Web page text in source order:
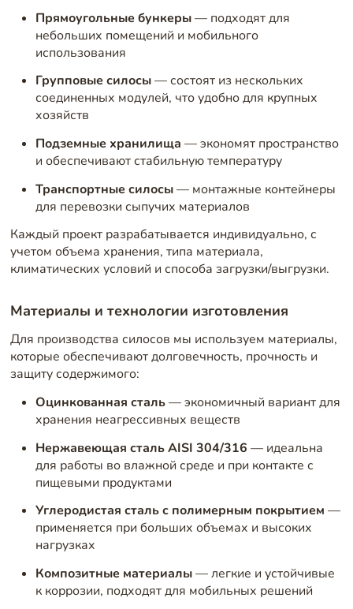
Прямоугольные бункеры— подходят для
небольших помещений и мобильного
использования
Групповые силосы— состоят из нескольких
соединенных модулей, что удобно для крупных
хозяйств
Подземные хранилища — экономят пространство
и обеспечивают стабильную температуру
Транспортные силосы— монтажные контейнеры
для перевозки сыпучих материалов
Каждый проект разрабатывается индивидуально, с
учетом объема хранения, типа материала,
климатических условий и способа загрузки/выгрузки.
Материалы и технологии изготовления
Для производства силосов мы используем материалы,
которые обеспечивают долговечность, прочность и
защиту содержимого:
Оцинкованная сталь— экономичный вариант для
хранения неагрессивных веществ
Нержавеющая сталь AISI 304/316 — идеальна
для работы во влажной среде и при контакте с
пищевыми продуктами
Углеродистая сталь с полимерным покрытием —
применяется при больших объемах и высоких
нагрузках
Композитные материалы— легкие и устойчивые
к коррозии, подходят для мобильных решений